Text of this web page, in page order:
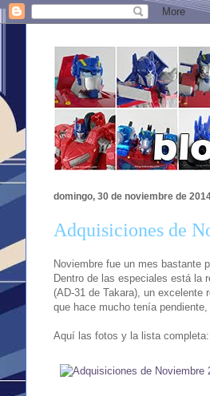
domingo, 30 de noviembre de
Adquisiciones de
Noviembre fue un mes bastante
Dentro de las especiales está la
(AD-31 de Takara), un excelente
que hace mucho tenía
Aquí las fotos y la lista completa: